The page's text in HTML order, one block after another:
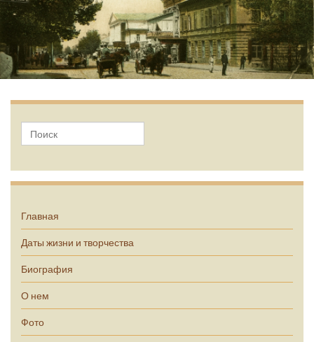
Главная
Даты жизни и творчества
Биография
О нем
Фото